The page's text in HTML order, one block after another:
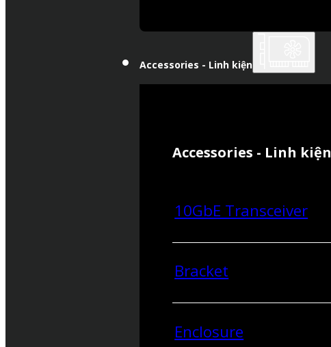
Accessories - Linh kiện
Accessories - Linh kiện
10GbE Transceiver
Bracket
Enclosure